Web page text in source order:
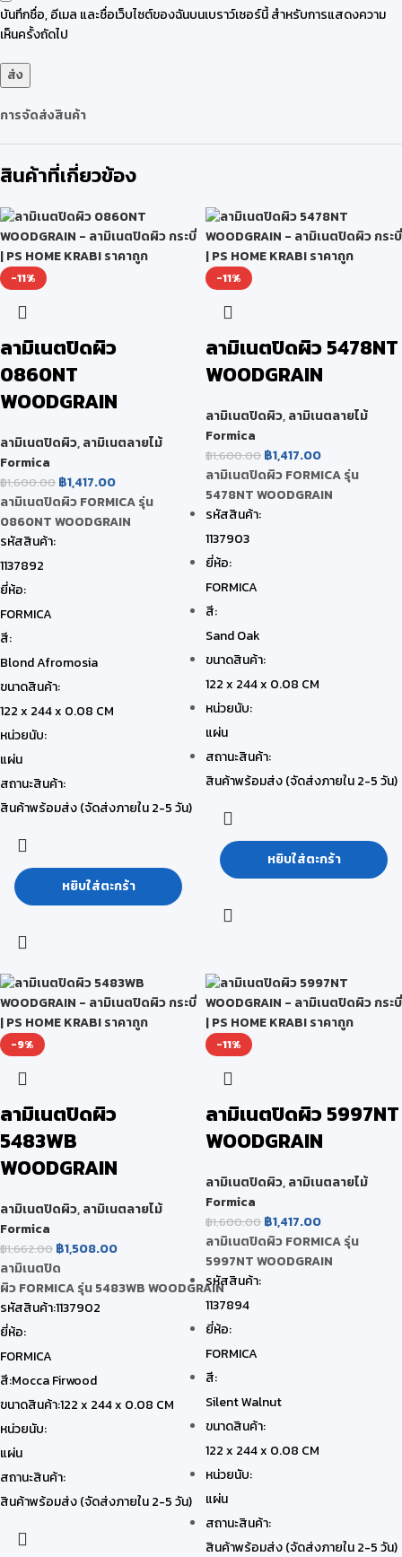
บันทึกชื่อ, อีเมล และชื่อเว็บไซต์ของฉันบนเบราว์เซอร์นี้ สำหรับการแสดงความ
เห็นครั้งถัดไป
การจัดส่งสินค้า
สินค้าที่เกี่ยวข้อง
-11%
ลามิเนตปิดผิว
0860NT
WOODGRAIN
ลามิเนตปิดผิว,ลามิเนตลายไม้
Formica
฿1,600.00 ฿1,417.00
ลามิเนตปิดผิว FORMICA รุ่น
0860NT WOODGRAIN
รหัสสินค้า:
1137892
ยี่ห้อ:
FORMICA
สี:
Blond Afromosia
ขนาดสินค้า:
122 x 244 x 0.08 CM
หน่วยนับ:
แผ่น
สถานะสินค้า:
สินค้าพร้อมส่ง (จัดส่งภายใน 2-5 วัน)
หยิบใส่ตะกร้า
-11%
ลามิเนตปิดผิว 5478NT
WOODGRAIN
ลามิเนตปิดผิว,ลามิเนตลายไม้
Formica
฿1,600.00 ฿1,417.00
ลามิเนตปิดผิว FORMICA รุ่น
5478NT WOODGRAIN
รหัสสินค้า:
1137903
ยี่ห้อ:
FORMICA
สี:
Sand Oak
ขนาดสินค้า:
122 x 244 x 0.08 CM
หน่วยนับ:
แผ่น
สถานะสินค้า:
สินค้าพร้อมส่ง (จัดส่งภายใน 2-5 วัน)
หยิบใส่ตะกร้า
-9%
ลามิเนตปิดผิว
5483WB
WOODGRAIN
ลามิเนตปิดผิว,ลามิเนตลายไม้
Formica
฿1,662.00 ฿1,508.00
ลามิเนตปิด
ผิว FORMICA รุ่น 5483WB WOODGRAIN
รหัสสินค้า:1137902
ยี่ห้อ:
FORMICA
สี:Mocca Firwood
ขนาดสินค้า:122 x 244 x 0.08 CM
หน่วยนับ:
แผ่น
สถานะสินค้า:
สินค้าพร้อมส่ง (จัดส่งภายใน 2-5 วัน)
-11%
ลามิเนตปิดผิว 5997NT
WOODGRAIN
ลามิเนตปิดผิว,ลามิเนตลายไม้
Formica
฿1,600.00 ฿1,417.00
ลามิเนตปิดผิว FORMICA รุ่น
5997NT WOODGRAIN
รหัสสินค้า:
1137894
ยี่ห้อ:
FORMICA
สี:
Silent Walnut
ขนาดสินค้า:
122 x 244 x 0.08 CM
หน่วยนับ:
แผ่น
สถานะสินค้า:
สินค้าพร้อมส่ง (จัดส่งภายใน 2-5 วัน)